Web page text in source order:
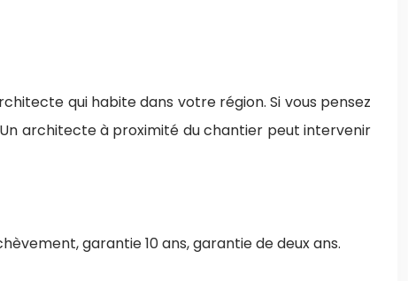
qui habite dans votre région. Si vous pensez
architecte à proximité du chantier peut intervenir
garantie 10 ans, garantie de deux ans.